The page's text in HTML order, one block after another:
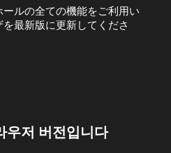
ルの全ての機能をご利用い
最新版に更新してくださ
우저 버전입니다